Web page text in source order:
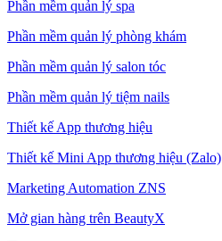
Phần mềm quản lý spa
Phần mềm quản lý phòng khám
Phần mềm quản lý salon tóc
Phần mềm quản lý tiệm nails
Thiết kế App thương hiệu
Thiết kế Mini App thương hiệu (Zalo)
Marketing Automation ZNS
Mở gian hàng trên BeautyX